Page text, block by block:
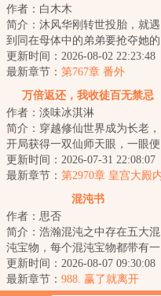
作者：白木木
简介：沐风华刚转世投胎，就遇
到同在母体中的弟弟要抢夺她的
生命力。于是，沐风华还在母体
中就开始了打弟...
更新时间：2026-08-02 22:23:48
最新章节： 第767章 番外
万倍返还，我收徒百无禁忌
作者：淡味冰淇淋
简介：穿越修仙世界成为长老，
开局获得一双仙师天眼，一眼便
可看穿无数弟子资质与缺陷；收
徒圣阶资质弟子...
更新时间：2026-07-31 22:08:07
最新章节： 第2970章 皇宫大殿
混沌书
作者：思否
简介：浩瀚混沌之中存在五大混
沌宝物，每个混沌宝物都带有一
部混沌功法，能够修炼混沌功法
的都是有大气运...
更新时间：2026-08-07 09:30:08
最新章节： 988. 赢了就离开